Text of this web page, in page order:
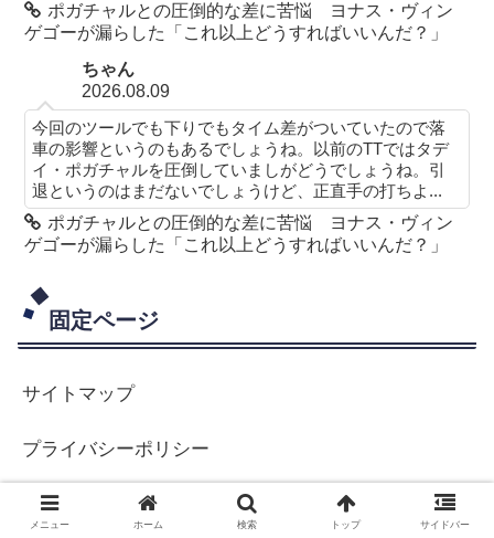
ポガチャルとの圧倒的な差に苦悩 ヨナス・ヴィン
ゲゴーが漏らした「これ以上どうすればいいんだ？」
ちゃん
2026.08.09
今回のツールでも下りでもタイム差がついていたので落
車の影響というのもあるでしょうね。以前のTTではタデ
イ・ポガチャルを圧倒していましがどうでしょうね。引
退というのはまだないでしょうけど、正直手の打ちよ...
ポガチャルとの圧倒的な差に苦悩 ヨナス・ヴィン
ゲゴーが漏らした「これ以上どうすればいいんだ？」
固定ページ
サイトマップ
プライバシーポリシー
プロフィール
メニュー ホーム 検索 トップ サイドバー